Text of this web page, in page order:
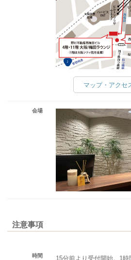
マップ・アクセ
会場
注意事項
時間
15分前より受付開始。1時